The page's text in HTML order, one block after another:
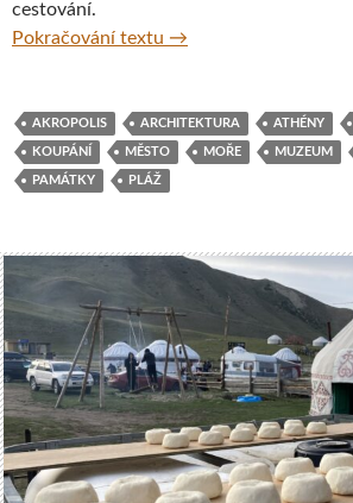
cestování.
Pokračování textu Do Athén s dětmi
→
AKROPOLIS ARCHITEKTURA ATHÉNY
KOUPÁNÍ MĚSTO MOŘE MUZEUM
PAMÁTKY PLÁŽ